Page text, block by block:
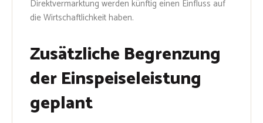
Direktvermarktung werden künftig einen Einfluss auf
die Wirtschaftlichkeit haben.
Zusätzliche Begrenzung
der Einspeiseleistung
geplant